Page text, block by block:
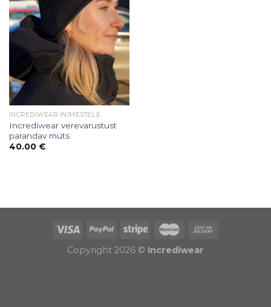
INCREDIWEAR INIMESTELE
Incrediwear verevarustust
parandav müts
40.00 €
Copyright 2026 © Incrediwear